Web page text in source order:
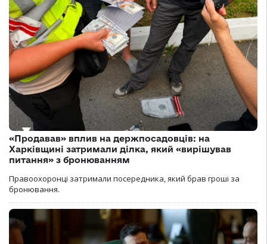
«Продавав» вплив на держпосадовців: на
Харківщині затримали ділка, який «вирішував
питання» з бронюванням
Правоохоронці затримали посередника, який брав гроші за
бронювання.